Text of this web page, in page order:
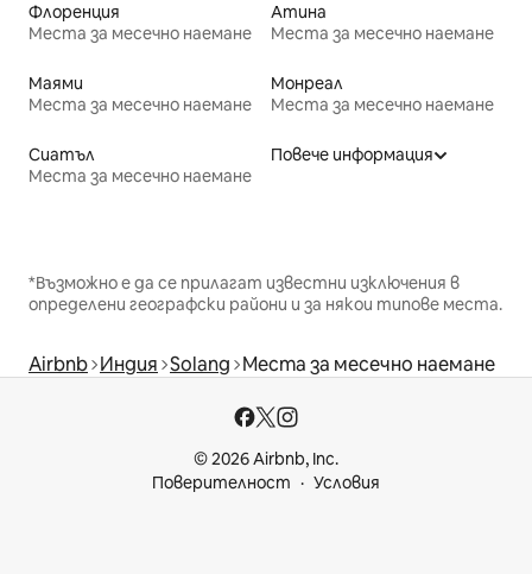
Флоренция
Места за месечно наемане
Атина
Места за месечно наемане
Маями
Места за месечно наемане
Монреал
Места за месечно наемане
Сиатъл
Места за месечно наемане
Повече информация
*Възможно е да се прилагат известни изключения в
определени географски райони и за някои типове места.
Airbnb Индия Solang Места за месечно наемане
© 2026 Airbnb, Inc.
Поверителност
Условия